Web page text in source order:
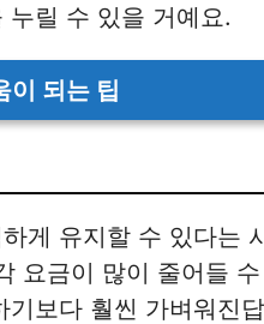
릴 수 있을 거예요.
이 되는 팁
게 유지할 수 있다는
요금이 많이 줄어들
보다 훨씬 가벼워진